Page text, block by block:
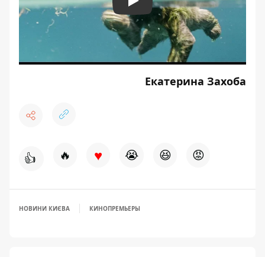
Play
Екатерина Захоба
👍 🔥 ♥ 😭 😆 😡
НОВИНИ КИЄВА КИНОПРЕМЬЕРЫ